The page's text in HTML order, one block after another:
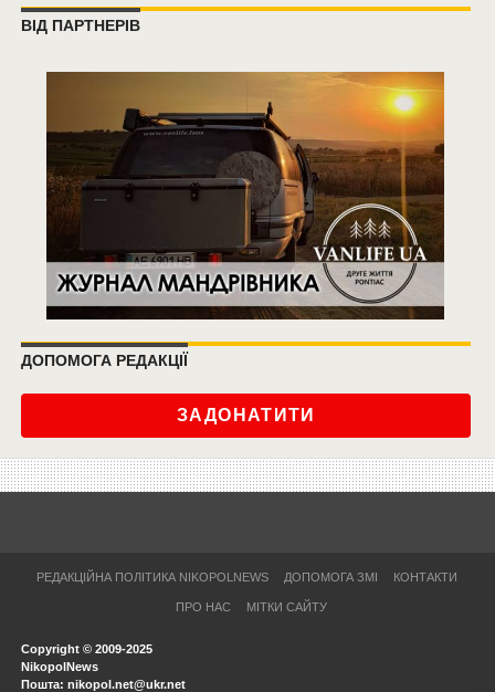
ВІД ПАРТНЕРІВ
ДОПОМОГА РЕДАКЦІЇ
ЗАДОНАТИТИ
РЕДАКЦІЙНА ПОЛІТИКА NIKOPOLNEWS ДОПОМОГА ЗМІ КОНТАКТИ
ПРО НАС МІТКИ САЙТУ
Copyright © 2009-2025
NikopolNews
Пошта: nikopol.net@ukr.net